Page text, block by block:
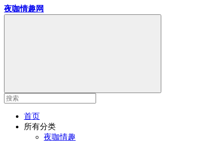
夜咖情趣网
首页
所有分类
夜咖情趣